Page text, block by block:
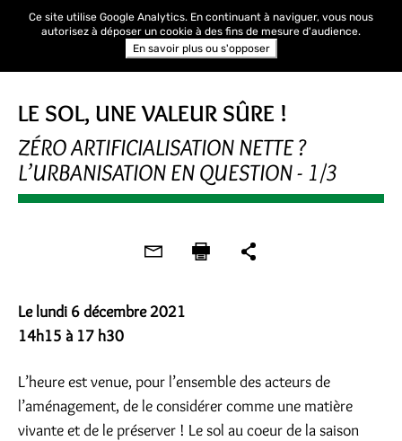
RENCONTRE
LE SOL, UNE VALEUR SÛRE !
ZÉRO ARTIFICIALISATION NETTE ?
L’URBANISATION EN QUESTION - 1/3
Le lundi 6 décembre 2021
14h15 à 17 h30
L’heure est venue, pour l’ensemble des acteurs de
l’aménagement, de le considérer comme une matière
vivante et de le préserver ! Le sol au coeur de la saison
Ce site utilise Google Analytics. En continuant à naviguer, vous nous
autorisez à déposer un cookie à des fins de mesure d'audience.
En savoir plus ou s'opposer